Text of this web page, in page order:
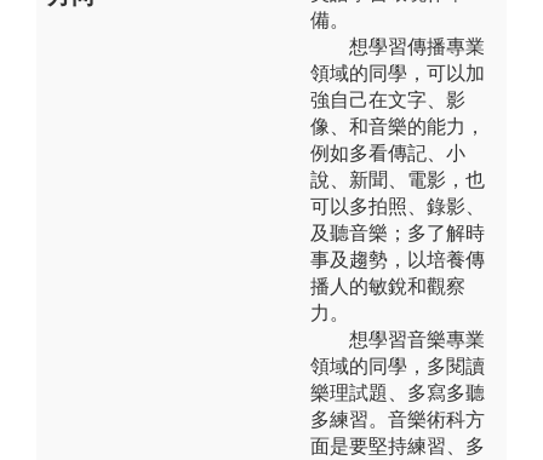
備。
想學習傳播專業
領域的同學，可以加
強自己在文字、影
像、和音樂的能力，
例如多看傳記、小
說、新聞、電影，也
可以多拍照、錄影、
及聽音樂；多了解時
事及趨勢，以培養傳
播人的敏銳和觀察
力。
想學習音樂專業
領域的同學，多閱讀
樂理試題、多寫多聽
多練習。音樂術科方
面是要堅持練習、多